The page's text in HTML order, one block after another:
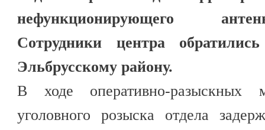
нефункционирующего
Сотрудники центра
Эльбрусскому району.
В ходе оперативно-разыскных
уголовного розыска отдела